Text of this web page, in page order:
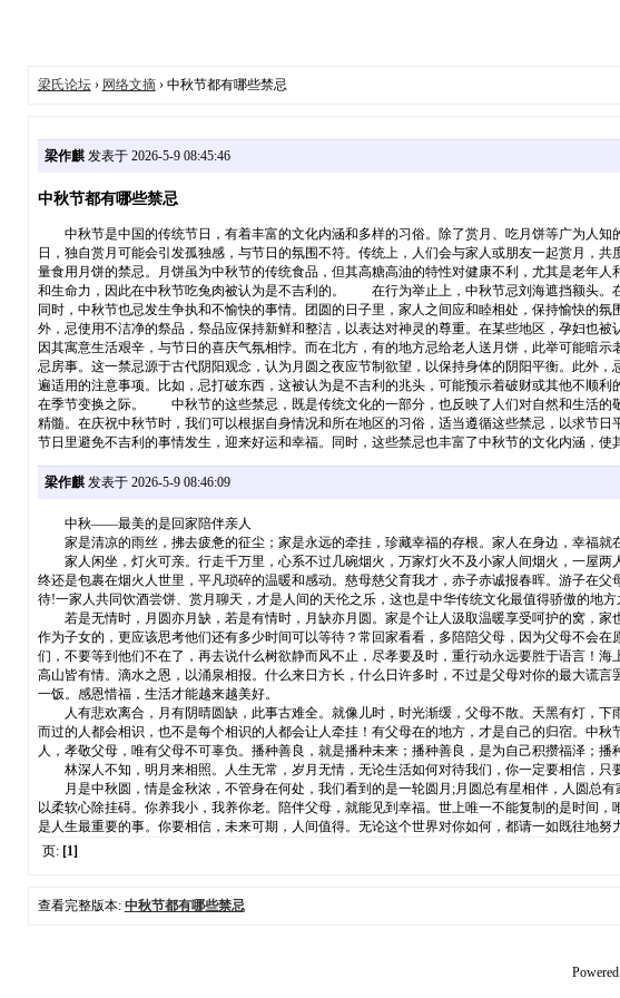
梁氏论坛› 网络文摘› 中秋节都有哪些禁忌
梁作麒发表于 2026-5-9 08:45:46
中秋节都有哪些禁忌
中秋节是中国的传统节日，有着丰富的文化内涵和多样的习俗。除了赏月、吃月饼等广为人
日，独自赏月可能会引发孤独感，与节日的氛围不符。传统上，人们会与家人或朋友一起赏月
量食用月饼的禁忌。月饼虽为中秋节的传统食品，但其高糖高油的特性对健康不利，尤其是老年
和生命力，因此在中秋节吃兔肉被认为是不吉利的。 在行为举止上，中秋节忌刘海遮挡额头。
同时，中秋节也忌发生争执和不愉快的事情。团圆的日子里，家人之间应和睦相处，保持愉快
外，忌使用不洁净的祭品，祭品应保持新鲜和整洁，以表达对神灵的尊重。在某些地区，孕妇
因其寓意生活艰辛，与节日的喜庆气氛相悖。而在北方，有的地方忌给老人送月饼，此举可能
忌房事。这一禁忌源于古代阴阳观念，认为月圆之夜应节制欲望，以保持身体的阴阳平衡。此
遍适用的注意事项。比如，忌打破东西，这被认为是不吉利的兆头，可能预示着破财或其他不顺
在季节变换之际。 中秋节的这些禁忌，既是传统文化的一部分，也反映了人们对自然和生活的
精髓。在庆祝中秋节时，我们可以根据自身情况和所在地区的习俗，适当遵循这些禁忌，以求
节日里避免不吉利的事情发生，迎来好运和幸福。同时，这些禁忌也丰富了中秋节的文化内涵，使
梁作麒发表于 2026-5-9 08:46:09
中秋——最美的是回家陪伴亲人
家是清凉的雨丝，拂去疲惫的征尘；家是永远的牵挂，珍藏幸福的存根。家人在身边，幸福就
家人闲坐，灯火可亲。行走千万里，心系不过几碗烟火，万家灯火不及小家人间烟火，一屋两
终还是包裹在烟火人世里，平凡琐碎的温暖和感动。慈母慈父育我才，赤子赤诚报春晖。游子在
待!一家人共同饮酒尝饼、赏月聊天，才是人间的天伦之乐，这也是中华传统文化最值得骄傲的地方
若是无情时，月圆亦月缺，若是有情时，月缺亦月圆。家是个让人汲取温暖享受呵护的窝，
作为子女的，更应该思考他们还有多少时间可以等待？常回家看看，多陪陪父母，因为父母不会
们，不要等到他们不在了，再去说什么树欲静而风不止，尽孝要及时，重行动永远要胜于语言！
高山皆有情。滴水之恩，以涌泉相报。什么来日方长，什么日许多时，不过是父母对你的最大谎
一饭。感恩惜福，生活才能越来越美好。
人有悲欢离合，月有阴晴圆缺，此事古难全。就像儿时，时光渐缓，父母不散。天黑有灯，下
而过的人都会相识，也不是每个相识的人都会让人牵挂！有父母在的地方，才是自己的归宿。中
人，孝敬父母，唯有父母不可辜负。播种善良，就是播种未来；播种善良，是为自己积攒福泽；播
林深人不知，明月来相照。人生无常，岁月无情，无论生活如何对待我们，你一定要相信，只
月是中秋圆，情是金秋浓，不管身在何处，我们看到的是一轮圆月;月圆总有星相伴，人圆总有
以柔软心除挂碍。你养我小，我养你老。陪伴父母，就能见到幸福。世上唯一不能复制的是时间
是人生最重要的事。你要相信，未来可期，人间值得。无论这个世界对你如何，都请一如既往地
页: [1]
查看完整版本: 中秋节都有哪些禁忌